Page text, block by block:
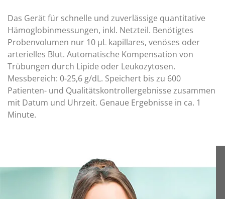
Das Gerät für schnelle und zuverlässige quantitative
Hämoglobinmessungen, inkl. Netzteil. Benötigtes
Probenvolumen nur 10 µL kapillares, venöses oder
arterielles Blut. Automatische Kompensation von
Trübungen durch Lipide oder Leukozytosen.
Messbereich: 0-25,6 g/dL. Speichert bis zu 600
Patienten- und Qualitätskontrollergebnisse zusammen
mit Datum und Uhrzeit. Genaue Ergebnisse in ca. 1
Minute.